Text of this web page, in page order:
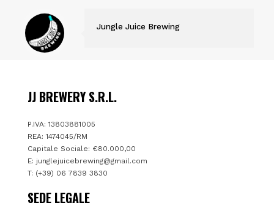
Jungle Juice Brewing
JJ BREWERY S.R.L.
P.IVA: 13803881005
REA: 1474045/RM
Capitale Sociale: €80.000,00
E: junglejuicebrewing@gmail.com
T: (+39) 06 7839 3830
SEDE LEGALE